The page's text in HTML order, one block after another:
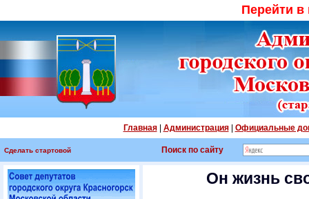
Перейти
Главная| Администрация| Официальные
Сделать стартовой Поиск по сайту
Он жизнь